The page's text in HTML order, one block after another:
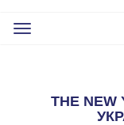
Toggle
THE